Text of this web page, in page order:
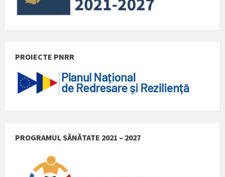
PROIECTE PNRR
PROGRAMUL SĂNĂTATE 2021 – 2027